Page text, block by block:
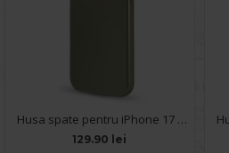
Husa spate pentru iPhone 17 Air Silicon Case - Gold
129.90 lei